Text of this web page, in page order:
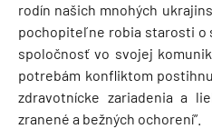
rodín našich mnohých
pochopiteľne robia starosti o
spoločnosť vo svojej
potrebám konfliktom
zdravotnícke zariadenia a
zranené a bežných ochorení”.